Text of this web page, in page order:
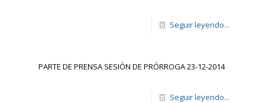
Seguir leyendo...
PARTE DE PRENSA SESIÓN DE PRÓRROGA 23-12-2014
Seguir leyendo...